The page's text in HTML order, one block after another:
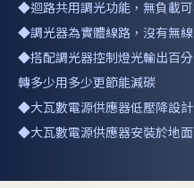
◆迴路共用調光功能，無負載可
◆調光器為實體線路，沒有無
◆搭配調光器控制燈光輸出百分
轉多少用多少更節能減碳
◆大瓦數電源供應器低壓降設
◆大瓦數電源供應器安裝於地